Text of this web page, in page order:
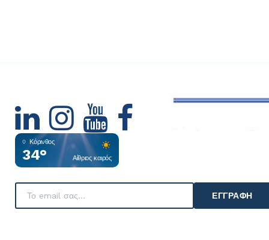
Κόρινθος
34° Αίθριος καιρός
ΕΓΓΡΑΦΉ